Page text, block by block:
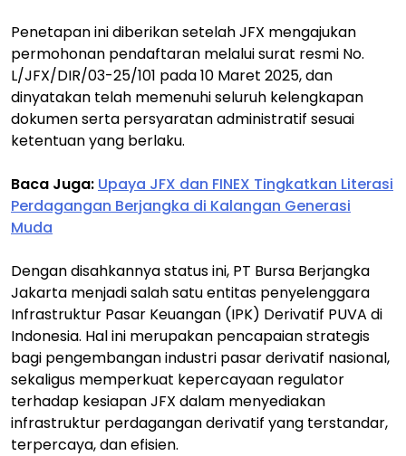
Penetapan ini diberikan setelah JFX mengajukan
permohonan pendaftaran melalui surat resmi No.
L/JFX/DIR/03-25/101 pada 10 Maret 2025, dan
dinyatakan telah memenuhi seluruh kelengkapan
dokumen serta persyaratan administratif sesuai
ketentuan yang berlaku.
Baca Juga: Upaya JFX dan FINEX Tingkatkan Literasi
Perdagangan Berjangka di Kalangan Generasi
Muda
Dengan disahkannya status ini, PT Bursa Berjangka
Jakarta menjadi salah satu entitas penyelenggara
Infrastruktur Pasar Keuangan (IPK) Derivatif PUVA di
Indonesia. Hal ini merupakan pencapaian strategis
bagi pengembangan industri pasar derivatif nasional,
sekaligus memperkuat kepercayaan regulator
terhadap kesiapan JFX dalam menyediakan
infrastruktur perdagangan derivatif yang terstandar,
terpercaya, dan efisien.